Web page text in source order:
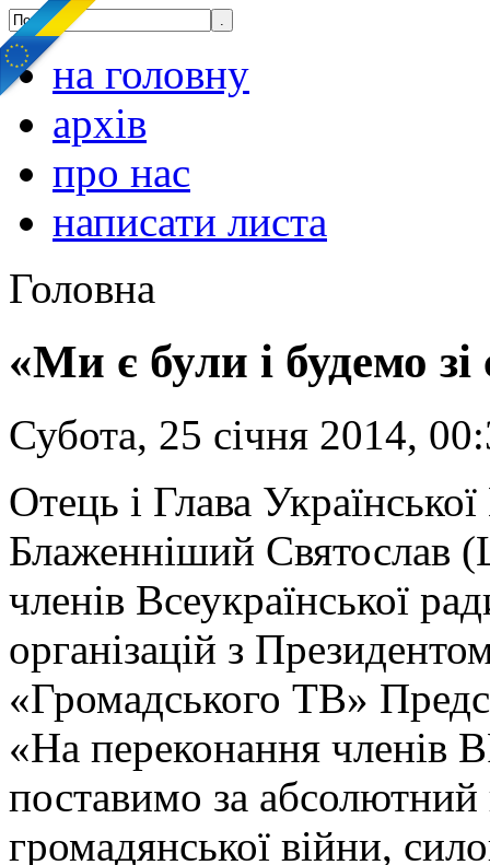
на головну
архів
про нас
написати листа
Головна
«Ми є були і будемо
Субота, 25 січня 2014,
Отець і Глава
Блаженніший Святослав
членів Всеукраїнської
організацій з
«Громадського ТВ»
«На переконання членів
поставимо за
громадянської війни,